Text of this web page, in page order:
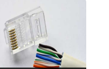
が増えては困る。日本人
ます」
止って古くない？
避難所訪問時、声をかけ
る謎のハゲガードマンが